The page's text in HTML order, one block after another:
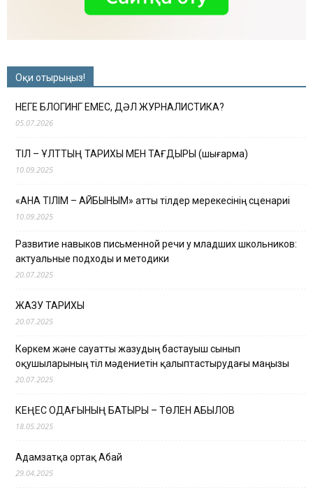
Оқи отырыңыз!
НЕГЕ БЛОГИНГ ЕМЕС, ДӘЛ ЖУРНАЛИСТИКА?
05.07.2026
ТІЛ – ҰЛТТЫҢ ТАРИХЫ МЕН ТАҒДЫРЫ (шығарма)
10.09.2025
«АНА ТІЛІМ – АЙБЫНЫМ» атты тілдер мерекесінің сценариі
10.09.2025
Развитие навыков письменной речи у младших школьников:
актуальные подходы и методики
20.07.2025
ЖАЗУ ТАРИХЫ
20.07.2025
Көркем және сауатты жазудың бастауыш сынып
оқушыларының тіл мәдениетін қалыптастырудағы маңызы
20.07.2025
КЕҢЕС ОДАҒЫНЫҢ БАТЫРЫ – ТӨЛЕН ҚАБЫЛОВ
18.05.2025
Адамзатқа ортақ Абай
29.04.2025